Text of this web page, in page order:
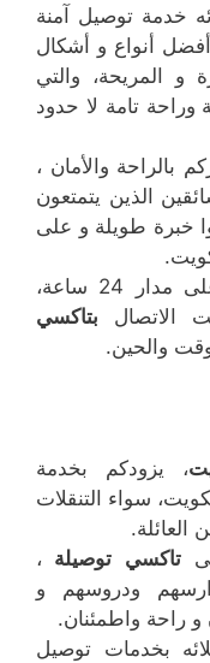
خدمة توصيل آمنة
أنواع و أشكال
و المريحة، والتي
تامة لا حدود
بالراحة والأمان ،
الذين يتمتعون
خبرة طويلة و على
، متوفر على مدار 24 ساعة،
الاتصال بتاكسي
والحين.
، يزودكم بخدمة
سواء التنقلات
العائلة.
تاكسي توصيلة ،
ودروسهم و
و راحة واطمئنان.
بخدمات توصيل